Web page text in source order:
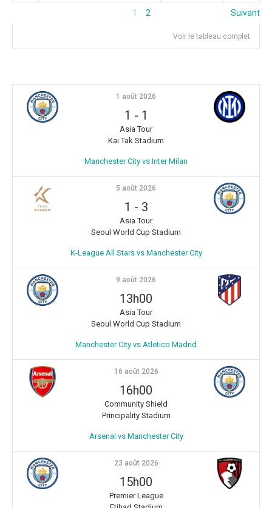
1 2 Suivant
Voir le tableau complet
1 août 2026
1 - 1
Asia Tour
Kai Tak Stadium
Manchester City vs Inter Milan
5 août 2026
1 - 3
Asia Tour
Seoul World Cup Stadium
K-League All Stars vs Manchester City
9 août 2026
13h00
Asia Tour
Seoul World Cup Stadium
Manchester City vs Atletico Madrid
16 août 2026
16h00
Community Shield
Principality Stadium
Arsenal vs Manchester City
23 août 2026
15h00
Premier League